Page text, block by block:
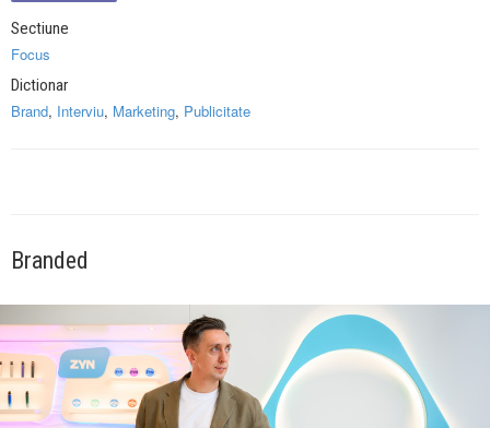
Sectiune
Focus
Dictionar
Brand, Interviu, Marketing, Publicitate
Branded